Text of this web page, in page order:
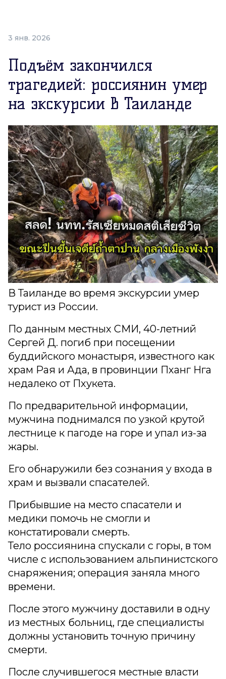
3 янв. 2026
Подъём закончился
трагедией: россиянин умер
на экскурсии в Таиланде
В Таиланде во время экскурсии умер
турист из России.
По данным местных СМИ, 40-летний
Сергей Д. погиб при посещении
буддийского монастыря, известного как
храм Рая и Ада, в провинции Пханг Нга
недалеко от Пхукета.
По предварительной информации,
мужчина поднимался по узкой крутой
лестнице к пагоде на горе и упал из-за
жары.
Его обнаружили без сознания у входа в
храм и вызвали спасателей.
Прибывшие на место спасатели и
медики помочь не смогли и
констатировали смерть.
Тело россиянина спускали с горы, в том
числе с использованием альпинистского
снаряжения; операция заняла много
времени.
После этого мужчину доставили в одну
из местных больниц, где специалисты
должны установить точную причину
смерти.
После случившегося местные власти